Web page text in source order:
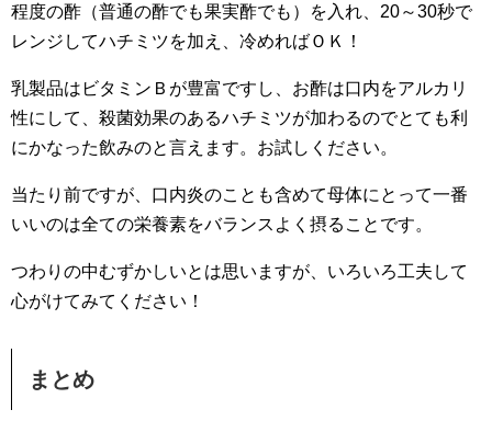
程度の酢（普通の酢でも果実酢でも）を入れ、20～30秒で
レンジしてハチミツを加え、冷めればＯＫ！
乳製品はビタミンＢが豊富ですし、お酢は口内をアルカリ
性にして、殺菌効果のあるハチミツが加わるのでとても利
にかなった飲みのと言えます。お試しください。
当たり前ですが、口内炎のことも含めて母体にとって一番
いいのは全ての栄養素をバランスよく摂ることです。
つわりの中むずかしいとは思いますが、いろいろ工夫して
心がけてみてください！
まとめ